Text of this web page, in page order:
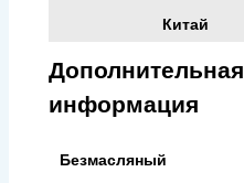
Китай
Дополнительная
информация
Безмасляный